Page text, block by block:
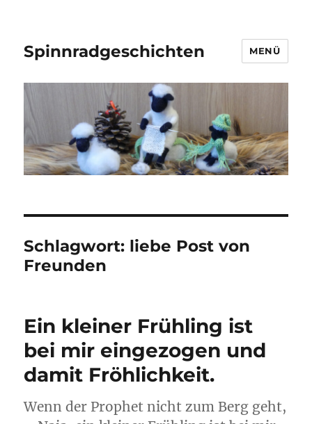
Spinnradgeschichten MENÜ
Schlagwort: liebe Post von
Freunden
Ein kleiner Frühling ist
bei mir eingezogen und
damit Fröhlichkeit.
Wenn der Prophet nicht zum Berg geht,